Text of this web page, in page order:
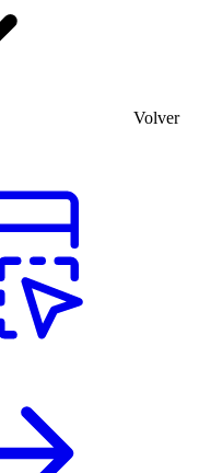
Volver